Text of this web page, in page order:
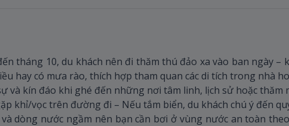
tháng 10, du khách nên đi thăm thú đảo xa vào ban ngày
hay có mưa rào, thích hợp tham quan các di tích trong nhà
và kín đáo khi ghé đến những nơi tâm linh, lịch sử hoặc thăm
khỉ/vọc trên đường đi – Nếu tắm biển, du khách chú ý đến
dòng nước ngầm nên bạn cần bơi ở vùng nước an toàn